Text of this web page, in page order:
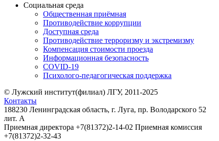
Социальная среда
Общественная приёмная
Противодействие коррупции
Доступная среда
Противодействие терроризму и экстремизму
Компенсация стоимости проезда
Информационная безопасность
COVID-19
Психолого-педагогическая поддержка
© Лужский институт(филиал) ЛГУ, 2011-2025
Контакты
188230 Ленинградская область, г. Луга, пр. Володарского 52
лит. А
Приемная директора +7(81372)2-14-02 Приемная комиссия
+7(81372)2-32-43